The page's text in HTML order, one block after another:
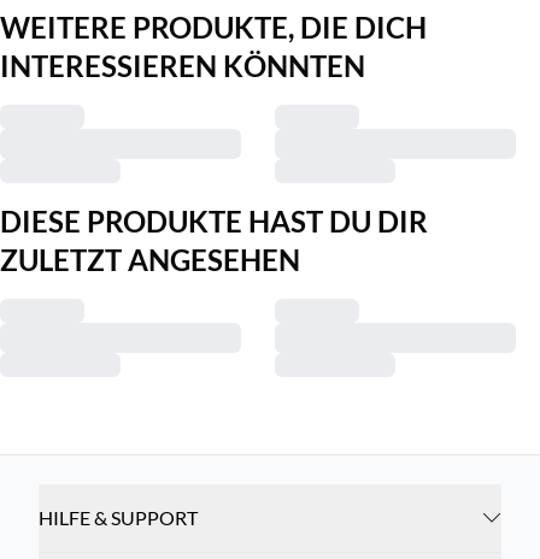
WEITERE PRODUKTE, DIE DICH
INTERESSIEREN KÖNNTEN
DIESE PRODUKTE HAST DU DIR
ZULETZT ANGESEHEN
HILFE & SUPPORT